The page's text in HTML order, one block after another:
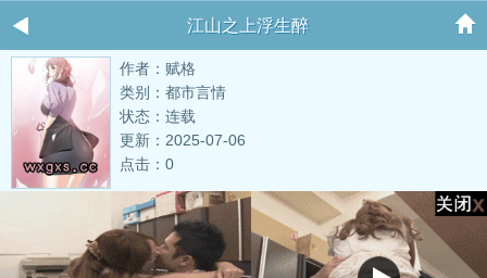
江山之上浮生醉
作者：赋格
类别：都市言情
状态：连载
更新：2025-07-06
点击：0